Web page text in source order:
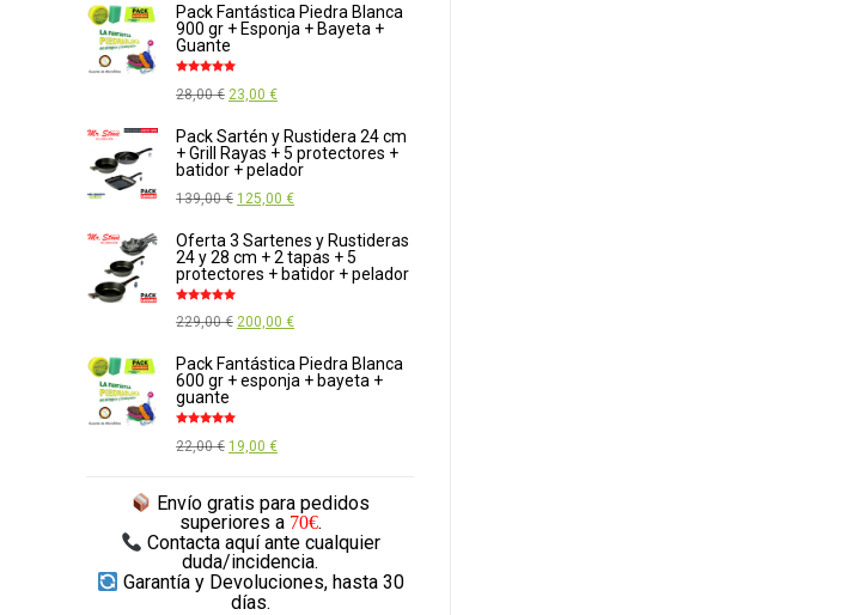
original
569,00 €.
actual
Pack Fantástica Piedra Blanca
900 gr + Esponja + Bayeta +
Guante
con5.00de
28,00€ El
original
era:
23,00 €El
actual
Pack Sartén y Rustidera 24 cm
+ Grill Rayas + 5 protectores +
batidor + pelador
139,00€ El
original
139,00 €.
125,00 €El
actual
125,00 €.
Oferta 3 Sartenes y Rustideras
24 y 28 cm + 2 tapas + 5
protectores + batidor + pelador
con5.00de
229,00€ El
original
229,00 €.
200,00 €El
actual
Pack Fantástica Piedra Blanca
600 gr + esponja + bayeta +
guante
con5.00de
22,00€ El
original
era:
22,00 €.
19,00 €El
actual
es:
19,00 €.
Envío gratis para pedidos
superiores a 70€.
Contacta aquíante cualquier
duda/incidencia.
Garantía y Devoluciones,hasta 30
días.